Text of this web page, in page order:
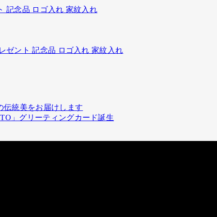
伝統美をお届けします
」グリーティングカード誕生